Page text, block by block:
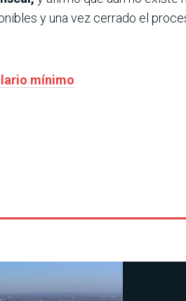
y una vez cerrado el
mínimo